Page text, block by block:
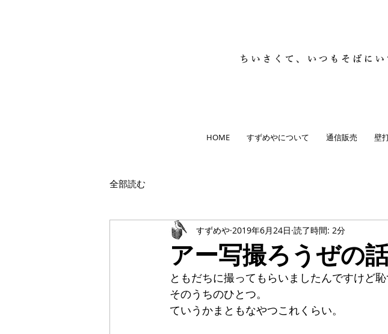
HOME すずめやについて 通信販売 壁
全部読む
アー写撮ろうぜの
すずめや 2019年6月24日 読了時間: 2分
ともだちに撮ってもらいましたんですけど
そのうちのひとつ。
ていうかまともなやつこれくらい。